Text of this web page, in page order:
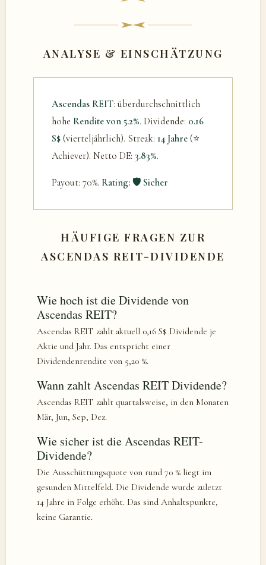
ANALYSE & EINSCHÄTZUNG
Ascendas REIT: überdurchschnittlich
hohe Rendite von 5.2%. Dividende: 0.16
S$(vierteljährlich). Streak: 14 Jahre(⭐
Achiever). Netto DE: 3.83%.
Payout: 70%. Rating: 🛡️ Sicher
HÄUFIGE FRAGEN ZUR
ASCENDAS REIT-DIVIDENDE
Wie hoch ist die Dividende von
Ascendas REIT?
Ascendas REIT zahlt aktuell 0,16 S$ Dividende je
Aktie und Jahr. Das entspricht einer
Dividendenrendite von 5,20 %.
Wann zahlt Ascendas REIT Dividende?
Ascendas REIT zahlt quartalsweise, in den Monaten
Mär, Jun, Sep, Dez.
Wie sicher ist die Ascendas REIT-
Dividende?
Die Ausschüttungsquote von rund 70 % liegt im
gesunden Mittelfeld. Die Dividende wurde zuletzt
14 Jahre in Folge erhöht. Das sind Anhaltspunkte,
keine Garantie.